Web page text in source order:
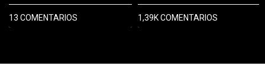
13 COMENTARIOS 1,39K COMENTARIOS